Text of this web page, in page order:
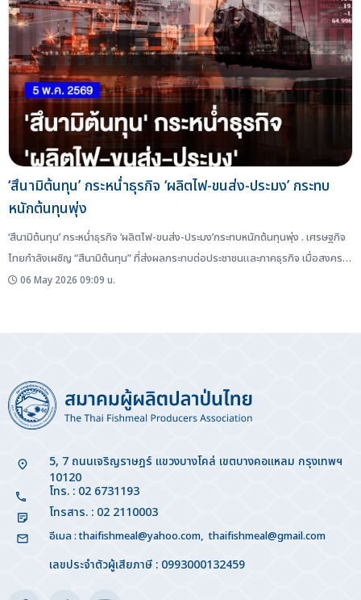
ผลิตน้ำมันดิบที่ลดลงของกลุ่มประเทศตะวันออกกลาง ยังส่งผลให้ขาดแคลน
พลาสติก...
‘สึนามิต้นทุน’ กระหน่ำธุรกิจ ‘ผลิตไฟ-ขนส่ง-ประมง’ กระทบ
หนักต้นทุนพุ่ง
‘สึนามิต้นทุน’ กระหน่ำธุรกิจ ‘ผลิตไฟ-ขนส่ง-ประมง’กระทบหนักต้นทุนพุ่ง . เศรษฐกิจ
ไทยกำลังเผชิญ “สึนามิต้นทุน” ที่ส่งผลกระทบต่อประชาชนและภาคธุรกิจ เมื่อสงคราม
ในตะวันออกกลางเข้าสู่เดือนที่ 3 หลังจากสหรัฐและอิสราเอลเปิดฉากโจมตีอิหร่านเมื่อ
06 May 2026 09:09 น.
5, 7 ถนนเจริญราษฎร์ แขวงบางโคล่ เขตบางคอแหลม กรุงเทพฯ
10120
โทร. : 02 6731193
โทรสาร. : 02 2110003
อีเมล :thaifishmeal@yahoo.com,thaifishmeal@gmail.com
เลขประจำตัวผู้เสียภาษี : 0993000132459